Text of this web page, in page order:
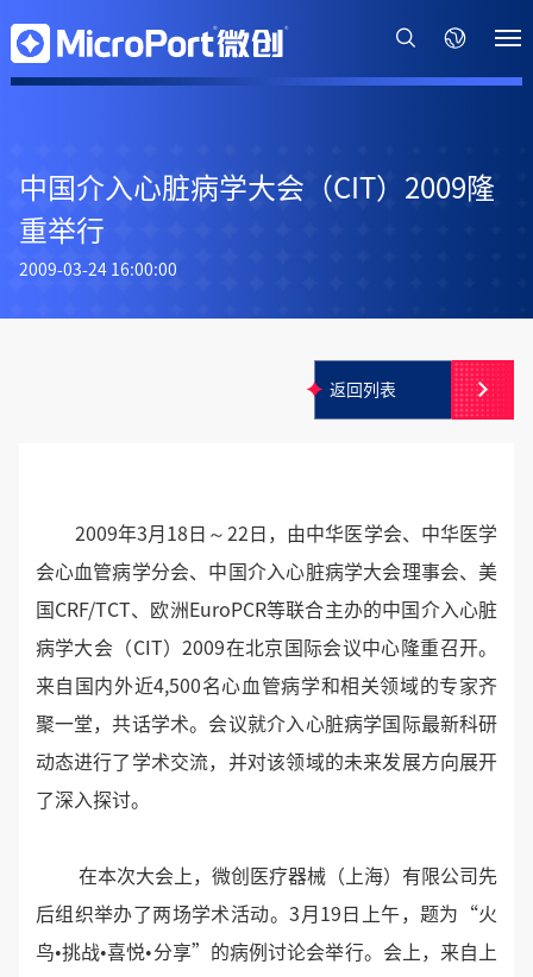
中国介入心脏病学大会（CIT）2009隆
重举行
2009-03-24 16:00:00
返回列表
2009年3月18日～22日，由中华医学会、中华医学
会心血管病学分会、中国介入心脏病学大会理事会、美
国CRF/TCT、欧洲EuroPCR等联合主办的中国介入心脏
病学大会（CIT）2009在北京国际会议中心隆重召开。
来自国内外近4,500名心血管病学和相关领域的专家齐
聚一堂，共话学术。会议就介入心脏病学国际最新科研
动态进行了学术交流，并对该领域的未来发展方向展开
了深入探讨。
在本次大会上，微创医疗器械（上海）有限公司先
后组织举办了两场学术活动。3月19日上午，题为“火
鸟•挑战•喜悦•分享”的病例讨论会举行。会上，来自上